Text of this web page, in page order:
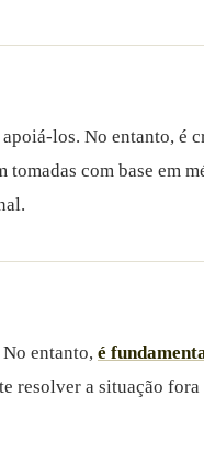
los. No entanto,
com base
entanto, é
resolver a situação